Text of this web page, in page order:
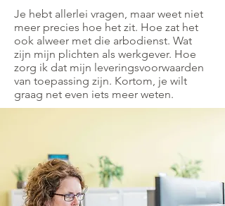
Je hebt allerlei vragen, maar weet niet
meer precies hoe het zit. Hoe zat het
ook alweer met die arbodienst. Wat
zijn mijn plichten als werkgever. Hoe
zorg ik dat mijn leveringsvoorwaarden
van toepassing zijn. Kortom, je wilt
graag net even iets meer weten.